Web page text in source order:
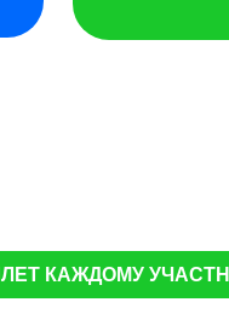
КАЖДОМУ